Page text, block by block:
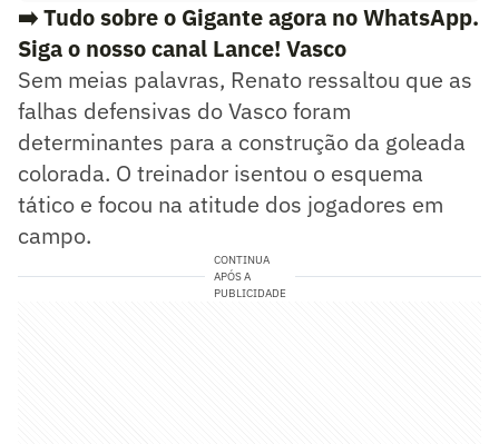
➡️ Tudo sobre o Gigante agora no WhatsApp.
Siga o nosso canal Lance! Vasco
Sem meias palavras, Renato ressaltou que as
falhas defensivas do Vasco foram
determinantes para a construção da goleada
colorada. O treinador isentou o esquema
tático e focou na atitude dos jogadores em
campo.
CONTINUA
APÓS A
PUBLICIDADE